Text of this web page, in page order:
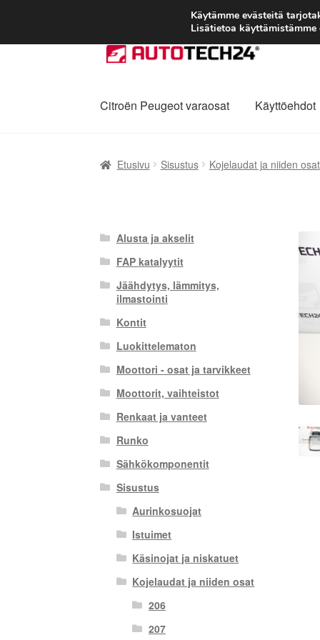
Siirry
navigointiin
Siirry
sisältöön
Citroën Peugeot varaosat Käyttöehdot
Etusivu Sisustus Kojelaudat ja niiden osat
Alusta ja akselit
FAP katalyytit
Jäähdytys, lämmitys,
ilmastointi
Kontit
Luokittelematon
Moottori - osat ja tarvikkeet
Moottorit, vaihteistot
Renkaat ja vanteet
Runko
Sähkökomponentit
Sisustus
Aurinkosuojat
Istuimet
Käsinojat ja niskatuet
Kojelaudat ja niiden osat
206
207
Käytämme evästeitä
Lisätietoa